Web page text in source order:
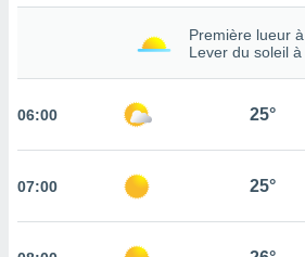
des
sur
et
Première lueur à
Lever du soleil à
06:00 25°
07:00 25°